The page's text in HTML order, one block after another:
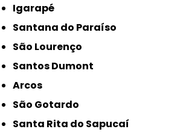
Igarapé
Santana do Paraíso
São Lourenço
Santos Dumont
Arcos
São Gotardo
Santa Rita do Sapucaí